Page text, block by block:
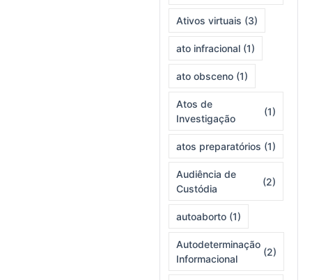
Ativos virtuais (3)
ato infracional (1)
ato obsceno (1)
Atos de
Investigação
(1)
atos preparatórios (1)
Audiência de
Custódia
(2)
autoaborto (1)
Autodeterminação
Informacional
(2)